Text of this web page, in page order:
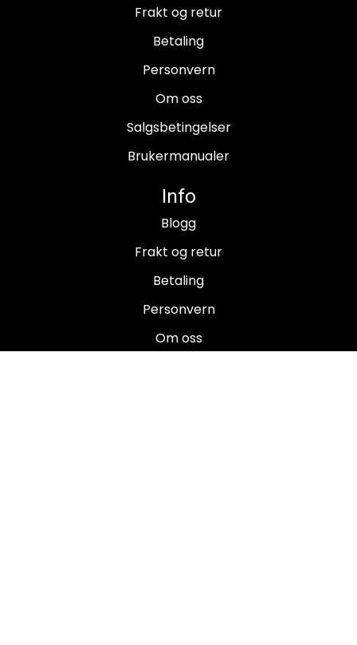
Frakt og retur
Betaling
Personvern
Om oss
Salgsbetingelser
Brukermanualer
Info
Blogg
Frakt og retur
Betaling
Personvern
Om oss